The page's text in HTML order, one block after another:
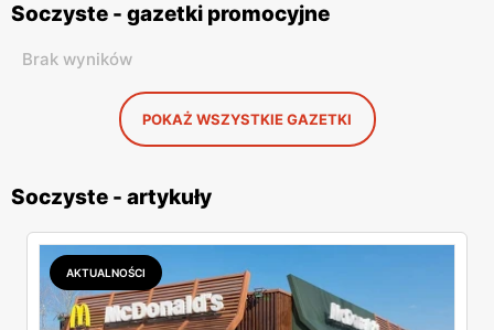
Soczyste - gazetki promocyjne
Brak wyników
POKAŻ WSZYSTKIE GAZETKI
Soczyste - artykuły
AKTUALNOŚCI